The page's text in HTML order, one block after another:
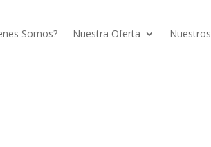
Somos? Nuestra Oferta